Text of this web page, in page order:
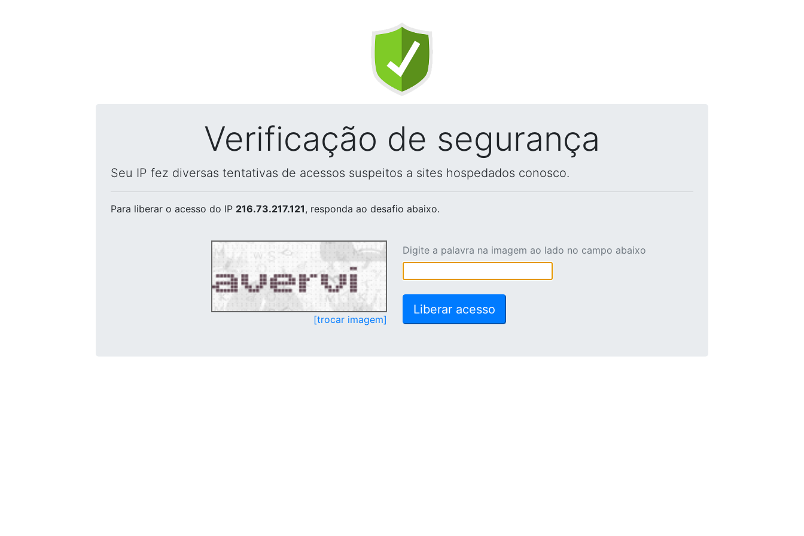
Verificação de segurança
Seu IP fez diversas tentativas de acessos suspeitos a sites hospedados conosco.
Para liberar o acesso do IP 216.73.217.121, responda ao desafio abaixo.
[trocar imagem]
Digite a palavra na imagem ao lado no campo abaixo